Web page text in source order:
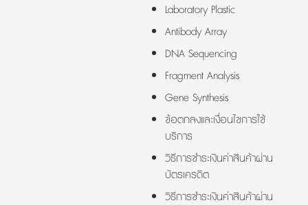
Laboratory Plastic
Antibody Array
DNA Sequencing
Fragment Analysis
Gene Synthesis
ข้อตกลงและเงื่อนไขการใช้
บริการ
วิธีการชำระเงินค่าสินค้าผ่าน
บัตรเครดิต
วิธีการชำระเงินค่าสินค้าผ่าน